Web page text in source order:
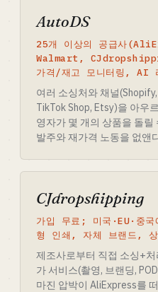
AutoDS
25개 이상의 공급사
Walmart,
가격/재고 모니터링, AI
여러 소싱처와 채널
TikTok Shop, Etsy)을 아우
영자가 몇 개의 상품을 돌
발주와 재가격 노동을 없앤
CJdropshipping
가입 무료; 미국·EU·중
형 인쇄, 자체 브랜드,
제조사로부터 직접 소싱+
가 서비스(촬영, 브랜딩,
마진 압박이 AliExpress를